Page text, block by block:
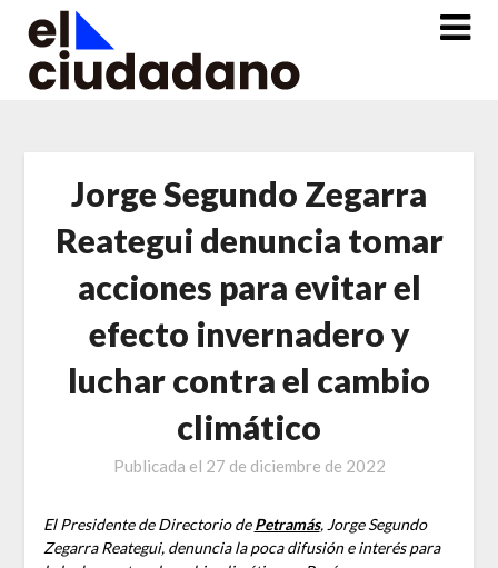
contenido
Jorge Segundo Zegarra
Reategui denuncia tomar
acciones para evitar el
efecto invernadero y
luchar contra el cambio
climático
Publicada el 27 de diciembre de 2022
El Presidente de Directorio dePetramás, Jorge Segundo
Zegarra Reategui, denuncia la poca difusión e interés para